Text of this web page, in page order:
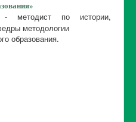
- методист по истории,
методологии
образования.